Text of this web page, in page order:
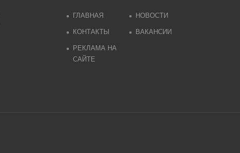
ГЛАВНАЯ НОВОСТИ
КОНТАКТЫ ВАКАНСИИ
РЕКЛАМА НА
САЙТЕ